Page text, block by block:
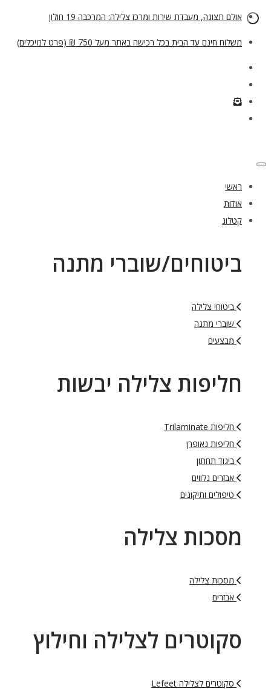
אולם תצוגה, מעבדת שירות ומרכז צלילה: המרכבה 19 חולון
משלוח חינם עד הבית בכל רכישה באתר מעל 750 ₪ (פרט למיכלים)
ראשי
אודות
קטלוג
ביטוחים/שוברי מתנה
ביטוחי צלילה
שוברי מתנה
מבצעים
חליפות צלילה יבשות
חליפות Trilaminate
חליפות נאופרן
ביגוד תחתון
אבזרים נלווים
טיפולים ותיקונים
מסכות צלילה
מסכות צלילה
אבזרים
סקוטרים לצלילה וחילוץ
סקוטרים לצלילה Lefeet